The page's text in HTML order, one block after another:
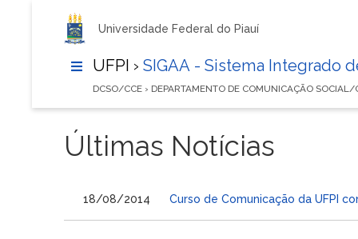
Universidade Federal do Piauí
UFPI › SIGAA - Sistema Integrado
DCSO/CCE › DEPARTAMENTO DE COMUNICAÇÃO SOCIAL/
Últimas Notícias
18/08/2014 Curso de Comunicação da UFPI